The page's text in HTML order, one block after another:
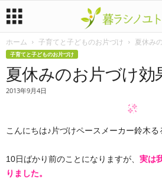
暮
ホーム 子育てと子どものお片づけ 夏休み
子育てと子どものお片づけ
夏休みのお片づけ効
2013年9月4日
こんにちは♪片づけペースメーカー鈴木る
10日ばかり前のことになりますが、 実は
りました。